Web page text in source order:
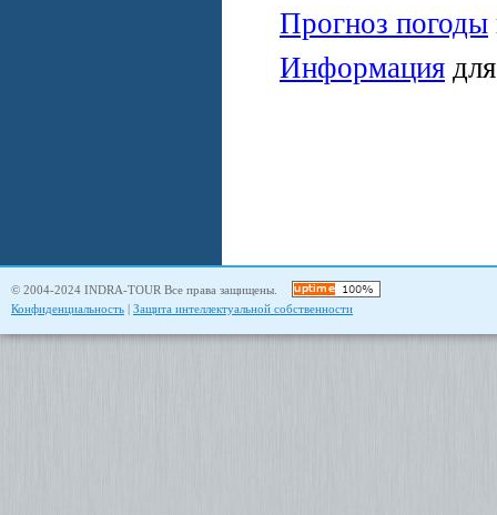
Прогноз погоды
Информация
© 2004-2024 INDRA-TOUR Все права защищены.
Конфиденциальность | Защита интеллектуальной собственности